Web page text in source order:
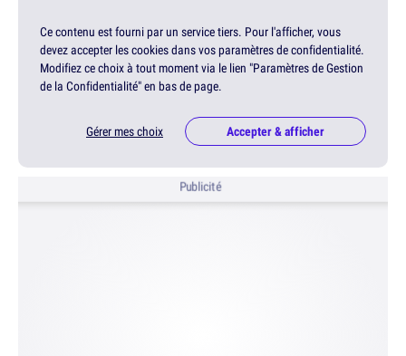
Ce contenu est fourni par un service tiers. Pour l'afficher, vous
devez accepter les cookies dans vos paramètres de confidentialité.
Modifiez ce choix à tout moment via le lien "Paramètres de Gestion
de la Confidentialité" en bas de page.
Gérer mes choix Accepter & afficher
Publicité